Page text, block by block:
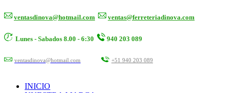
ventasdinova@hotmail.com ventas@ferreteriadinova.com
Lunes - Sabados 8.00 - 6:30 940 203 089
ventasdinova@hotmail.com +51 940 203 089
INICIO